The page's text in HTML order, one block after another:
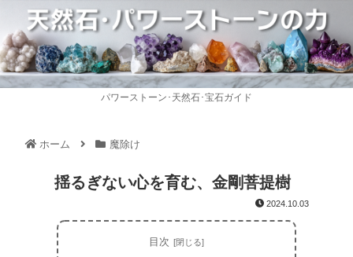
パワーストーン･天然石･宝石ガイド
ホーム 魔除け
揺るぎない心を育む、金剛菩提樹
2024.10.03
目次